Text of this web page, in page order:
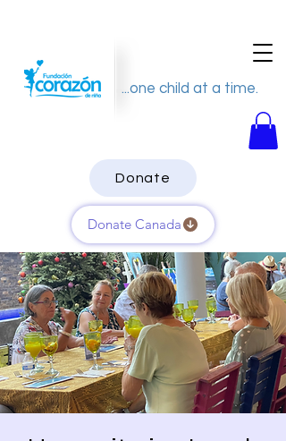
...one child at a time.
Donate Canada
Donate